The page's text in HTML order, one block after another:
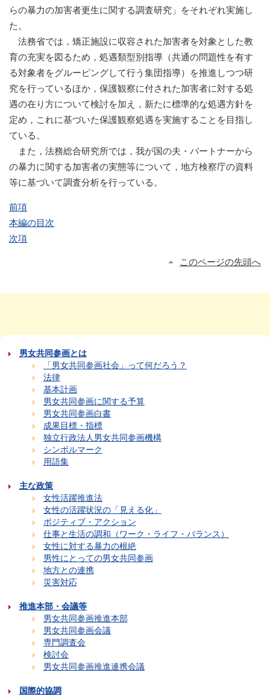
らの暴力の加害者更生に関する調査研究」をそれぞれ実施し
た。
法務省では，矯正施設に収容された加害者を対象とした教
育の充実を図るため，処遇類型別指導（共通の問題性を有す
る対象者をグルーピングして行う集団指導）を推進しつつ研
究を行っているほか，保護観察に付された加害者に対する処
遇の在り方について検討を加え，新たに標準的な処遇方針を
定め，これに基づいた保護観察処遇を実施することを目指し
ている。
また，法務総合研究所では，我が国の夫・パートナーから
の暴力に関する加害者の実態等について，地方検察庁の資料
等に基づいて調査分析を行っている。
前項
本編の目次
次項
このページの先頭へ